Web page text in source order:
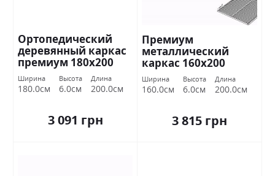
Ортопедический
деревянный каркас
премиум 180х200
Миромарк
Ширина
180.0см
Высота
6.0см
Длина
200.0см
3 091 грн
Премиум
металлический
каркас 160х200
Миромарк
Ширина
160.0см
Высота
6.0см
Длина
200.0см
3 815 грн